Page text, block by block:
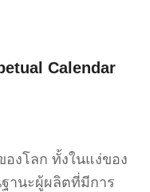
Calendar
งโลก ทั้งในแง่ของ
านะผู้ผลิตที่มีการ